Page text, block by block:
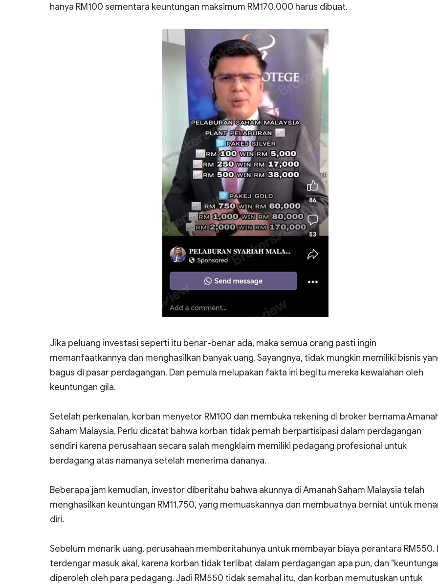
hanya RM100 sementara keuntungan maksimum RM170.000 harus dibuat.
Jika peluang investasi seperti itu benar-benar ada, maka semua orang pasti ingin
memanfaatkannya dan menghasilkan banyak uang. Sayangnya, tidak mungkin memiliki bisnis
bagus di pasar perdagangan. Dan pemula melupakan fakta ini begitu mereka kewalahan oleh
keuntungan gila.
Setelah perkenalan, korban menyetor RM100 dan membuka rekening di broker bernama
Saham Malaysia. Perlu dicatat bahwa korban tidak pernah berpartisipasi dalam perdagangan
sendiri karena perusahaan secara salah mengklaim memiliki pedagang profesional untuk
berdagang atas namanya setelah menerima dananya.
Beberapa jam kemudian, investor diberitahu bahwa akunnya di Amanah Saham Malaysia telah
menghasilkan keuntungan RM11.750, yang memuaskannya dan membuatnya berniat untuk
diri.
Sebelum menarik uang, perusahaan memberitahunya untuk membayar biaya perantara RM550.
terdengar masuk akal, karena korban tidak terlibat dalam perdagangan apa pun, dan
diperoleh oleh para pedagang. Jadi RM550 tidak semahal itu, dan korban memutuskan untuk